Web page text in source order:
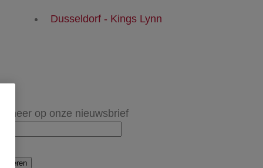
Dusseldorf - Kings Lynn
op onze nieuwsbrief